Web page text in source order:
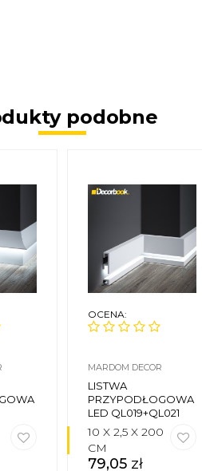
podobne
OCENA:
MARDOM DECOR
LISTWA
PRZYPODŁOGOWA
LED QL019+QL021
10 X 2,5 X 200
CM
79,05 zł